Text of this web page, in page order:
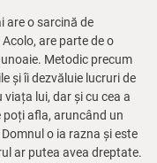
are o sarcină de
are parte de o
Metodic precum
și îi dezvăluie lucruri de
lui, dar și cu cea a
poți afla, aruncând un
o ia razna și este
ar putea avea dreptate.